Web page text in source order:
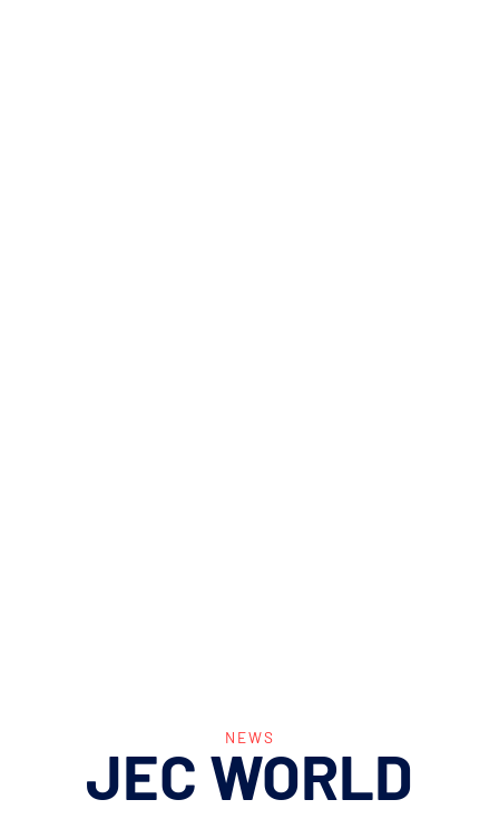
NEWS
JEC WORLD